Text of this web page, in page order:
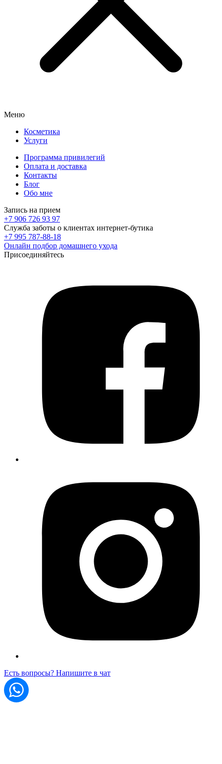
Меню
Косметика
Услуги
Программа привилегий
Оплата и доставка
Контакты
Блог
Обо мне
Запись на прием
+7 906 726 93 97
Служба заботы о клиентах интернет-бутика
+7 995 787-88-18
Онлайн подбор домашнего ухода
Присоединяйтесь
Есть вопросы? Напишите в чат